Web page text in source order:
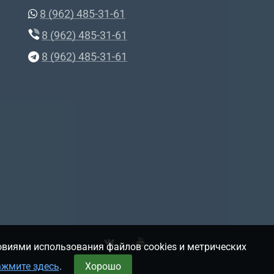
8 (962) 485-31-61
8 (962) 485-31-61
8 (962) 485-31-61
использования файлов cookies и метрических
здесь. Хорошо